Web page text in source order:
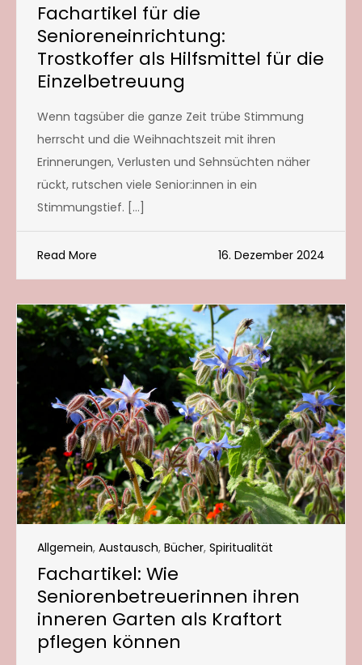
Fachartikel für die
Senioreneinrichtung:
Trostkoffer als Hilfsmittel für die
Einzelbetreuung
Wenn tagsüber die ganze Zeit trübe Stimmung
herrscht und die Weihnachtszeit mit ihren
Erinnerungen, Verlusten und Sehnsüchten näher
rückt, rutschen viele Senior:innen in ein
Stimmungstief. […]
Read More 16. Dezember 2024
Allgemein, Austausch, Bücher, Spiritualität
Fachartikel: Wie
Seniorenbetreuerinnen ihren
inneren Garten als Kraftort
pflegen können